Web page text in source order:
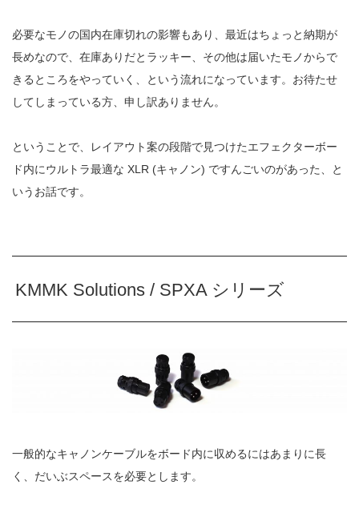
必要なモノの国内在庫切れの影響もあり、最近はちょっと納期が
長めなので、 在庫ありだとラッキー、その他は届いたモノからで
きるところをやっていく、
という流れになっています。お待たせ
してしまっている方、申し訳ありません。
ということで、レイアウト案の段階で見つけたエフェクターボー
ド内にウルトラ最適な XLR (キャノン) ですんごいのがあった、と
いうお話です。
KMMK Solutions / SPXA シリーズ
一般的なキャノンケーブルをボード内に収めるにはあまりに長
く、 だいぶスペースを必要とします。